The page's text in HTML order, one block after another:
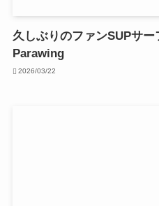
久しぶりのファンSUPサ
Parawing
2026/03/22